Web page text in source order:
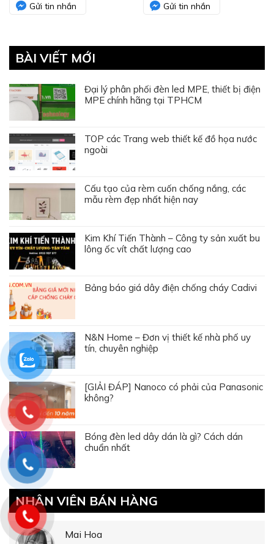
Gửi tin nhắn
Gửi tin nhắn
BÀI VIẾT MỚI
Đại lý phân phối đèn led MPE, thiết bị điện
MPE chính hãng tại TPHCM
TOP các Trang web thiết kế đồ họa nước
ngoài
Cấu tạo của rèm cuốn chống nắng, các
mẫu rèm đẹp nhất hiện nay
Kim Khí Tiến Thành – Công ty sản xuất bu
lông ốc vít chất lượng cao
Bảng báo giá dây điện chống cháy Cadivi
N&N Home – Đơn vị thiết kế nhà phố uy
tín, chuyên nghiệp
[GIẢI ĐÁP] Nanoco có phải của Panasonic
không?
Bóng đèn led dây dán là gì? Cách dán
chuẩn nhất
NHÂN VIÊN BÁN HÀNG
Mai Hoa